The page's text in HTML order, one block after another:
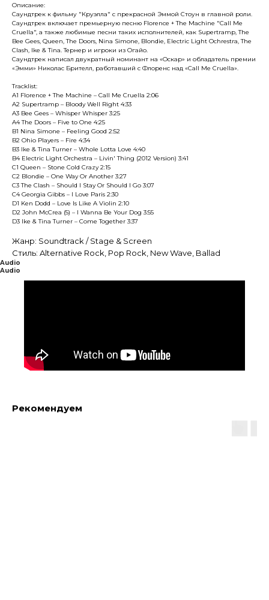
Описание:
Саундтрек к фильму "Круэлла" с прекрасной Эммой Стоун в главной роли.
Саундтрек включает премьерную песню Florence + The Machine "Call Me
Cruella", а также любимые песни таких исполнителей, как Supertramp, The
Bee Gees, Queen, The Doors, Nina Simone, Blondie, Electric Light Ochrestra, The
Clash, Ike & Tina. Тернер и игроки из Огайо.
Саундтрек написал двукратный номинант на «Оскар» и обладатель премии
«Эмми» Николас Брителл, работавший с Флоренс над «Call Me Cruella».
Tracklist:
A1 Florence + The Machine – Call Me Cruella 2:06
A2 Supertramp – Bloody Well Right 4:33
A3 Bee Gees – Whisper Whisper 3:25
A4 The Doors – Five to One 4:25
B1 Nina Simone – Feeling Good 2:52
B2 Ohio Players – Fire 4:34
B3 Ike & Tina Turner – Whole Lotta Love 4:40
B4 Electric Light Orchestra – Livin' Thing (2012 Version) 3:41
C1 Queen – Stone Cold Crazy 2:15
C2 Blondie – One Way Or Another 3:27
C3 The Clash – Should I Stay Or Should I Go 3:07
C4 Georgia Gibbs – I Love Paris 2:30
D1 Ken Dodd – Love Is Like A Violin 2:10
D2 John McCrea (5) – I Wanna Be Your Dog 3:55
D3 Ike & Tina Turner – Come Together 3:37
Жанр: Soundtrack / Stage & Screen
Стиль: Alternative Rock, Pop Rock, New Wave, Ballad
Audio
Audio
Рекомендуем